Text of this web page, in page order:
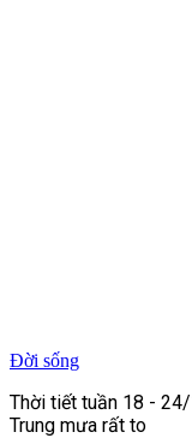
Đời sống
Thời tiết tuần 18 -
Trung mưa rất to